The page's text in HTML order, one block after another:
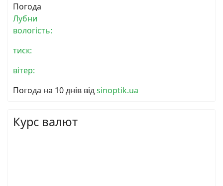
Погода
Лубни
вологість:
тиск:
вітер:
Погода на 10 днів відsinoptik.ua
Курс валют